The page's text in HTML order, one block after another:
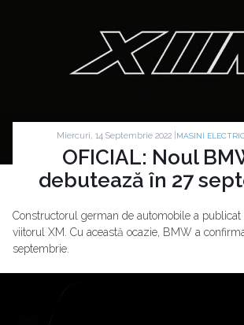
Miercuri, 14 Septembrie 2022 | MASINI
OFICIAL: Noul
debutează în 27
Constructorul german de automobile a publicat
viitorul XM. Cu această ocazie, BMW a
septembrie.